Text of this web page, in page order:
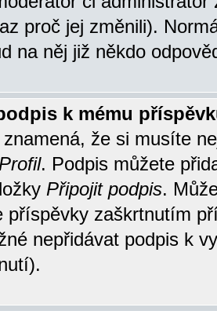
proč jej změnili).
na něj již někdo
k mému
že si musíte
Profil. Podpis můžete
Připojit podpis.
příspěvky zaškrtnutím
nepřidávat podpis k